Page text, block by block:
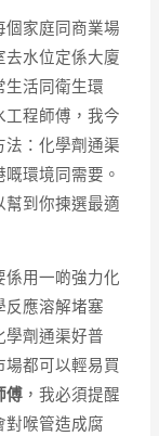
個家庭同商業場
去水位定係大廈
生活同衛生環
工程師傅，我今
法：化學劑通渠
環境同需要。
幫到你揀選最適
係用一啲強力化
反應溶解堵塞
學劑通渠好普
都可以輕易買
傅 ，我必須提醒
對喉管造成腐